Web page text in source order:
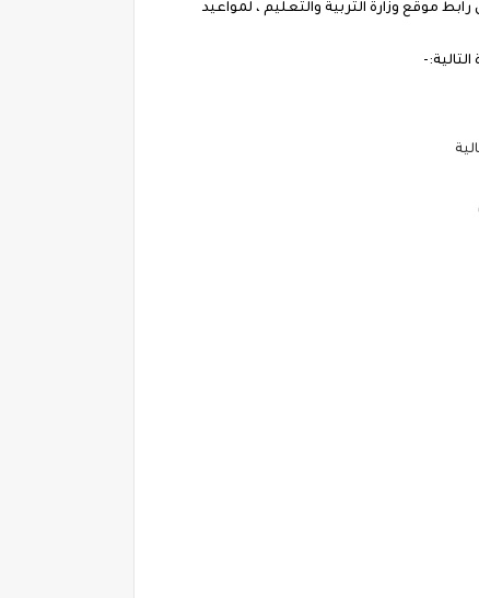
الذي من المتوقع ان ينشر على رابط موقع وزارة التربية والتعليم ، لمواعيد